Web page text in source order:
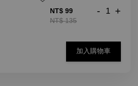
NT$ 99
NT$ 135
- +
加入購物車